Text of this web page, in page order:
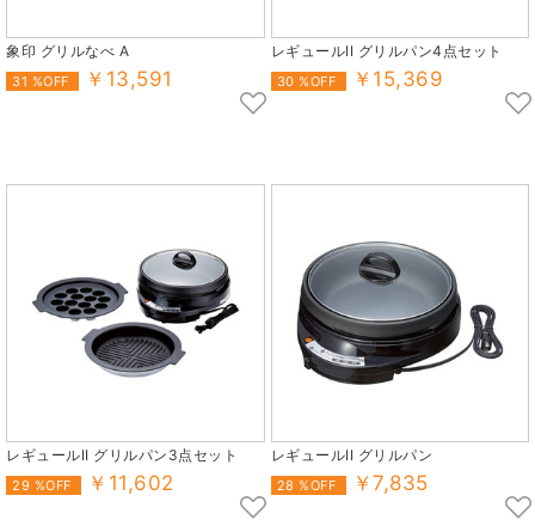
象印 グリルなべ A
31 %OFF ￥13,591
レギュールII グリルパン4点セット
30 %OFF ￥15,369
レギュールII グリルパン3点セット
29 %OFF ￥11,602
レギュールII グリルパン
28 %OFF ￥7,835